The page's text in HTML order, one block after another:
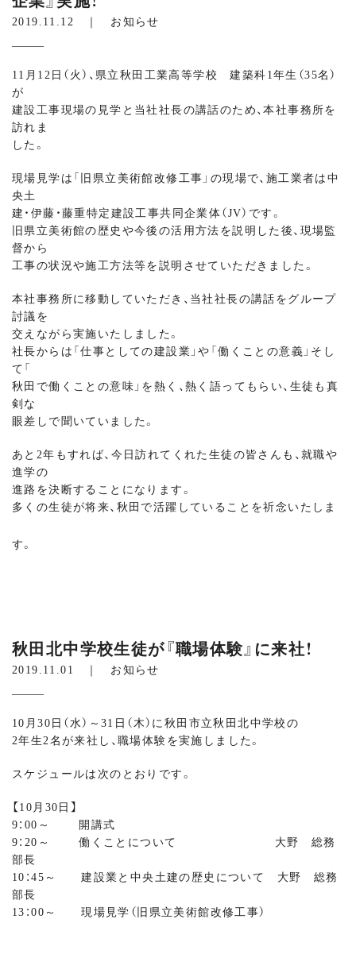
2019.11.12 ｜ お知らせ
11月12日（火）、県立秋田工業高等学校 建築科1年生（35名）
が
建設工事現場の見学と当社社長の講話のため、本社事務所を
訪れま
した。
現場見学は「旧県立美術館改修工事」の現場で、施工業者は中
央土
建・伊藤・藤重特定建設工事共同企業体（JV）です。
旧県立美術館の歴史や今後の活用方法を説明した後、現場監
督から
工事の状況や施工方法等を説明させていただきました。
本社事務所に移動していただき、当社社長の講話をグループ
討議を
交えながら実施いたしました。
社長からは「仕事としての建設業」や「働くことの意義」そし
て「
秋田で働くことの意味」を熱く、熱く語ってもらい、生徒も真
剣な
眼差しで聞いていました。
あと2年もすれば、今日訪れてくれた生徒の皆さんも、就職や
進学の
進路を決断することになります。
多くの生徒が将来、秋田で活躍していることを祈念いたしま
す。
秋田北中学校生徒が『職場体験』に来社！
2019.11.01 ｜ お知らせ
10月30日（水）～31日（木）に秋田市立秋田北中学校の
2年生2名が来社し、職場体験を実施しました。
スケジュールは次のとおりです。
【10月30日】
9：00～ 開講式
9：20～ 働くことについて 大野 総務
部長
10：45～ 建設業と中央土建の歴史について 大野 総務
部長
13：00～ 現場見学（旧県立美術館改修工事）